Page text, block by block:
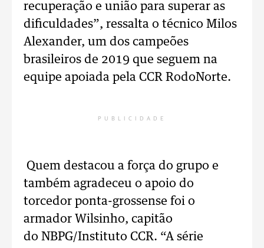
recuperação e união para superar as
dificuldades”, ressalta o técnico Milos
Alexander, um dos campeões
brasileiros de 2019 que seguem na
equipe apoiada pela CCR RodoNorte.
PUBLICIDADE
Quem destacou a força do grupo e
também agradeceu o apoio do
torcedor ponta-grossense foi o
armador Wilsinho, capitão
do NBPG/Instituto CCR. “A série